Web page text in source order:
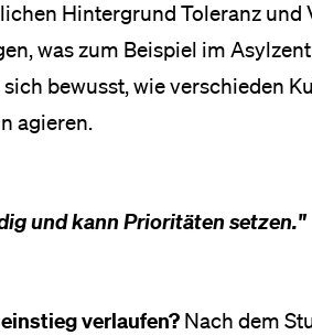
Hintergrund Toleranz
was zum Beispiel im
bewusst, wie verschieden
agieren.
und kann Prioritäten setzen."
verlaufen? Nach dem